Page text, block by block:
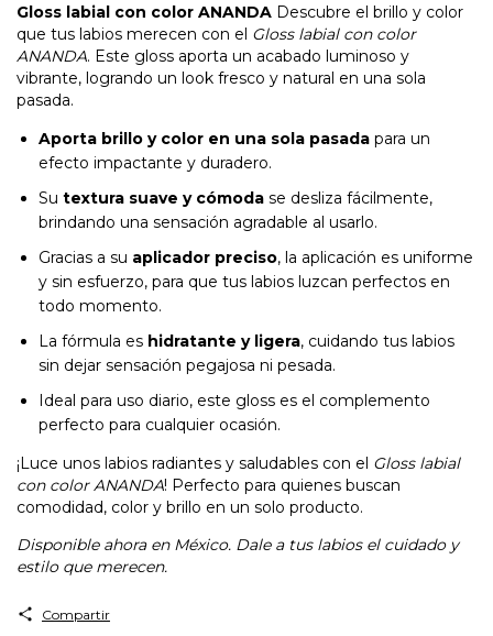
Gloss labial con color ANANDA Descubre el brillo y color
que tus labios merecen con el Gloss labial con color
ANANDA. Este gloss aporta un acabado luminoso y
vibrante, logrando un look fresco y natural en una sola
pasada.
Aporta brillo y color en una sola pasada para un
efecto impactante y duradero.
Su textura suave y cómoda se desliza fácilmente,
brindando una sensación agradable al usarlo.
Gracias a su aplicador preciso, la aplicación es uniforme
y sin esfuerzo, para que tus labios luzcan perfectos en
todo momento.
La fórmula es hidratante y ligera, cuidando tus labios
sin dejar sensación pegajosa ni pesada.
Ideal para uso diario, este gloss es el complemento
perfecto para cualquier ocasión.
¡Luce unos labios radiantes y saludables con el Gloss labial
con color ANANDA! Perfecto para quienes buscan
comodidad, color y brillo en un solo producto.
Disponible ahora en México. Dale a tus labios el cuidado y
estilo que merecen.
Compartir